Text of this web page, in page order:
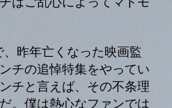
昨年亡くなった映画監
チの追悼特集をやってい
チと言えば、その不条理
。僕は熱心なファンでは